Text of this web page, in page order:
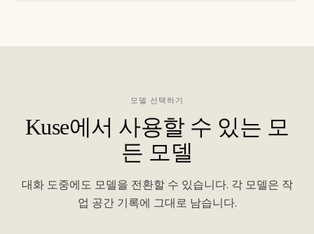
모델 선택하기
Kuse에서 사용할 수 있는 모
든 모델
대화 도중에도 모델을 전환할 수 있습니다. 각 모델은 작
업 공간 기록에 그대로 남습니다.